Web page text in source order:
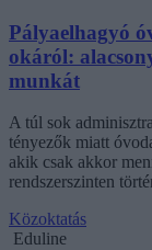
Pályaelhagyó
okáról:
munkát
A túl sok
tényezők miatt
akik csak akkor
rendszerszinten
Közoktatás
Eduline